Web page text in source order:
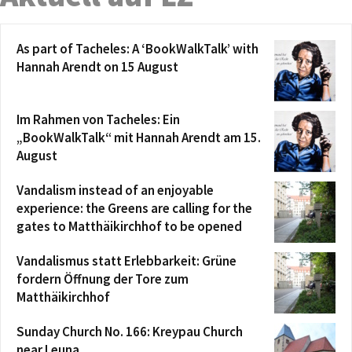
As part of Tacheles: A ‘BookWalkTalk’ with
Hannah Arendt on 15 August
Im Rahmen von Tacheles: Ein
„BookWalkTalk“ mit Hannah Arendt am 15.
August
Vandalism instead of an enjoyable
experience: the Greens are calling for the
gates to Matthäikirchhof to be opened
Vandalismus statt Erlebbarkeit: Grüne
fordern Öffnung der Tore zum
Matthäikirchhof
Sunday Church No. 166: Kreypau Church